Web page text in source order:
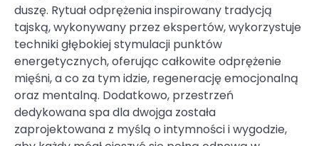
duszę. Rytuał odprężenia inspirowany tradycją
tajską, wykonywany przez ekspertów, wykorzystuje
techniki głębokiej stymulacji punktów
energetycznych, oferując całkowite odprężenie
mięśni, a co za tym idzie, regenerację emocjonalną
oraz mentalną. Dodatkowo, przestrzeń
dedykowana spa dla dwojga została
zaprojektowana z myślą o intymności i wygodzie,